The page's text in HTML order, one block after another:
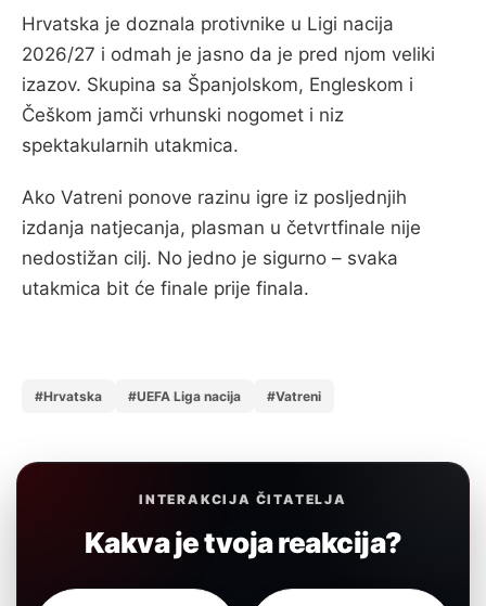
Hrvatska je doznala protivnike u Ligi nacija
2026/27 i odmah je jasno da je pred njom veliki
izazov. Skupina sa Španjolskom, Engleskom i
Češkom jamči vrhunski nogomet i niz
spektakularnih utakmica.
Ako Vatreni ponove razinu igre iz posljednjih
izdanja natjecanja, plasman u četvrtfinale nije
nedostižan cilj. No jedno je sigurno – svaka
utakmica bit će finale prije finala.
#Hrvatska #UEFA Liga nacija #Vatreni
INTERAKCIJA ČITATELJA
Kakva je tvoja reakcija?